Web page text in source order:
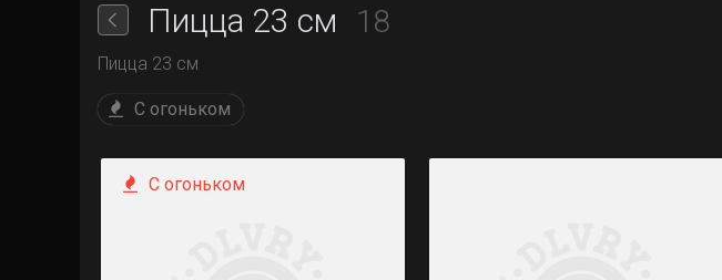
Пицца 23 см 18
Пицца 23 см
С огоньком
С огоньком